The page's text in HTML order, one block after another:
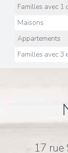
Familles avec 1
Maisons
Appartements
Familles avec 3
17